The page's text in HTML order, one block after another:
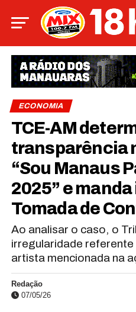
ECONOMIA
TCE-AM
transparência
“Sou Manaus
2025” e
Tomada de
Ao analisar o caso, o
irregularidade
artista mencionada na
Redação
07/05/26